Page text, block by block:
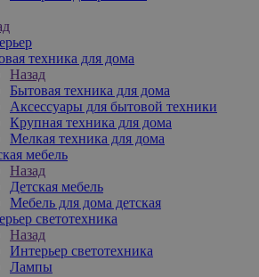
техника для дома
Назад
Бытовая техника для дома
Аксессуары для бытовой техники
Крупная техника для дома
Мелкая техника для дома
мебель
Назад
Детская мебель
Мебель для дома детская
светотехника
Назад
Интерьер светотехника
Лампы